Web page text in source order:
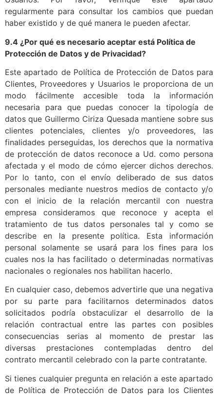
regularmente para consultar los cambios que puedan
haber existido y de qué manera le pueden afectar.
9.4 ¿Por qué es necesario aceptar está Política de
Protección de Datos y de Privacidad?
Este apartado de Política de Protección de Datos para
Clientes, Proveedores y Usuarios le proporciona de un
modo fácilmente accesible toda la información
necesaria para que puedas conocer la tipología de
datos que Guillermo Ciriza Quesada mantiene sobre sus
clientes potenciales, clientes y/o proveedores, las
finalidades perseguidas, los derechos que la normativa
de protección de datos reconoce a Ud. como persona
afectada y el modo de cómo ejercer dichos derechos.
Por lo tanto, con el envío deliberado de sus datos
personales mediante nuestros medios de contacto y/o
con el inicio de la relación mercantil con nuestra
empresa consideramos que reconoce y acepta el
tratamiento de tus datos personales tal y como se
describe en la presente política. Esta información
personal solamente se usará para los fines para los
cuales nos la has facilitado o determinadas normativas
nacionales o regionales nos habilitan hacerlo.
En cualquier caso, debemos advertirle que una negativa
por su parte para facilitarnos determinados datos
solicitados podría obstaculizar el desarrollo de la
relación contractual entre las partes con posibles
consecuencias serias al momento de prestar las
diversas prestaciones contempladas dentro del
contrato mercantil celebrado con la parte contratante.
Si tienes cualquier pregunta en relación a este apartado
de Política de Protección de Datos para los Clientes